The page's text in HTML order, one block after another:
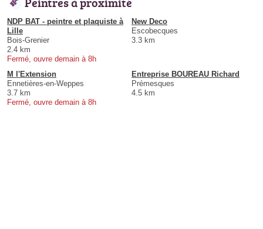
NDP BAT - peintre et plaquiste à
Lille
Bois-Grenier
2.4 km
Fermé, ouvre demain à 8h
New Deco
Escobecques
3.3 km
M l'Extension
Ennetières-en-Weppes
3.7 km
Fermé, ouvre demain à 8h
Entreprise BOUREAU Richard
Prémesques
4.5 km